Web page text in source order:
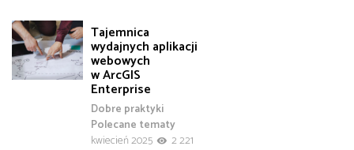
Tajemnica
wydajnych aplikacji
webowych
w ArcGIS
Enterprise
Dobre praktyki
Polecane tematy
kwiecień 2025
2 221